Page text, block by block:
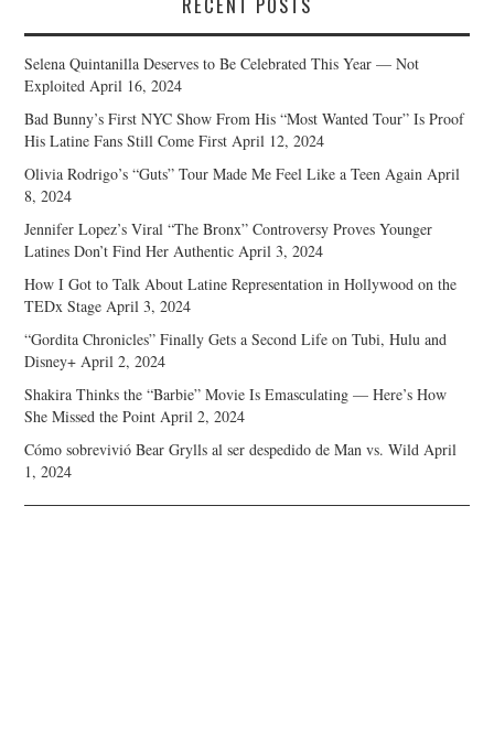
Selena Quintanilla Deserves to Be Celebrated This Year — Not
Exploited April 16, 2024
Bad Bunny’s First NYC Show From His “Most Wanted Tour” Is Proof
His Latine Fans Still Come First April 12, 2024
Olivia Rodrigo’s “Guts” Tour Made Me Feel Like a Teen Again April
8, 2024
Jennifer Lopez’s Viral “The Bronx” Controversy Proves Younger
Latines Don’t Find Her Authentic April 3, 2024
How I Got to Talk About Latine Representation in Hollywood on the
TEDx Stage April 3, 2024
“Gordita Chronicles” Finally Gets a Second Life on Tubi, Hulu and
Disney+ April 2, 2024
Shakira Thinks the “Barbie” Movie Is Emasculating — Here’s How
She Missed the Point April 2, 2024
Cómo sobrevivió Bear Grylls al ser despedido de Man vs. Wild April
1, 2024